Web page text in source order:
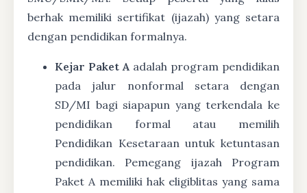
berhak memiliki sertifikat (ijazah) yang setara
dengan pendidikan formalnya.
Kejar Paket A adalah program pendidikan
pada jalur nonformal setara dengan
SD/MI bagi siapapun yang terkendala ke
pendidikan formal atau memilih
Pendidikan Kesetaraan untuk ketuntasan
pendidikan. Pemegang ijazah Program
Paket A memiliki hak eligiblitas yang sama